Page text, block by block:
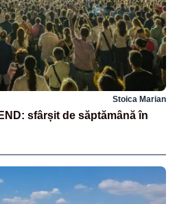
Stoica Marian
sfârșit de săptămână în